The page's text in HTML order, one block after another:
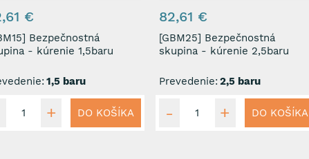
€
- kúrenie 1,5baru
1,5 baru
DO KOŠÍKA
82,61 €
[GBM25] Bezpečnostná
skupina - kúrenie 2,5baru
Prevedenie: 2,5 baru
DO KOŠÍKA